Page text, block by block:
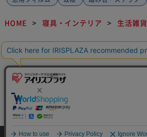
HOME 寝具・インテリア 生活雑貨